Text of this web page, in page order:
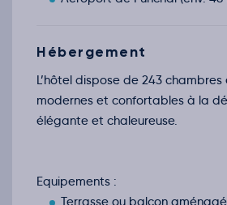
Mar.
01
842€/pers
Mer.
02
déc.
814€ /pers
Jeu.
04
déc.
Hébergement
L’hôtel dispose de 243
modernes et confortables à la
élégante et chaleureuse.
Equipements :
Terrasse ou balcon aménagé